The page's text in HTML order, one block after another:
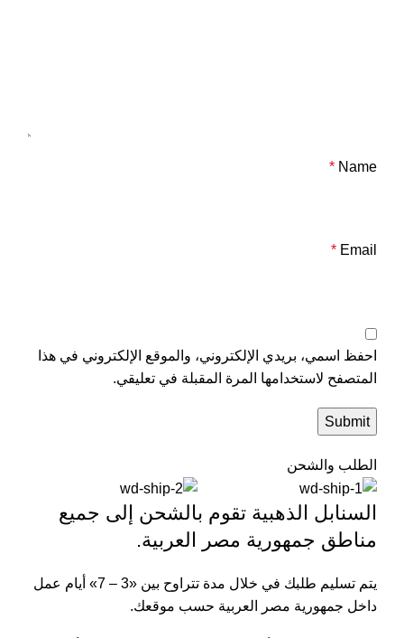
Name
*
Email
*
احفظ اسمي، بريدي الإلكتروني، والموقع الإلكتروني في هذا
المتصفح لاستخدامها المرة المقبلة في تعليقي.
الطلب والشحن
السنابل الذهبية تقوم بالشحن إلى جميع
مناطق جمهورية مصر العربية.
يتم تسليم طلبك في خلال مدة تتراوح بين «3 – 7» أيام عمل
داخل جمهورية مصر العربية حسب موقعك.